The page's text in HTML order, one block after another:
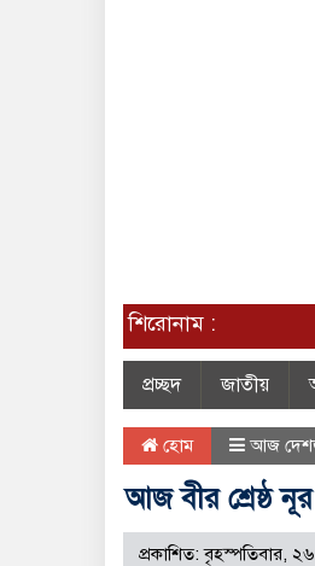
শিরোনাম :
প্রচ্ছদ জাতীয়
হোম আজ
আজ বীর শ্রেষ্ঠ
প্রকাশিত: বৃহস্পতিবার,